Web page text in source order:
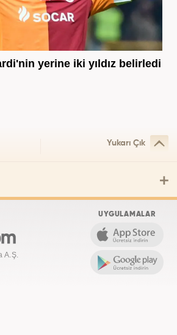
yerine iki yıldız belirledi
Yukarı Çık
A.Ş.
UYGULAMALAR